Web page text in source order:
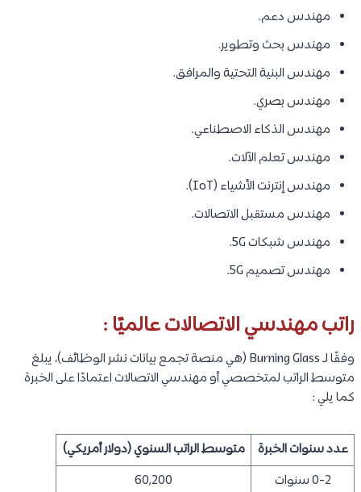
مهندس دعم.
مهندس بحث وتطوير.
مهندس البنية التحتية والمرافق.
مهندس بصري.
مهندس الذكاء الاصطناعي.
مهندس تعلم الآلات.
مهندس إنترنت الأشياء (IoT).
مهندس مستقبل الاتصالات.
مهندس شبكات 5G.
مهندس تصميم 5G.
راتب مهندسي الاتصالات عالميًا :
وفقًا لـ Burning Glass (هي منصة تجمع بيانات نشر الوظائف)، يبلغ
متوسط ​​الراتب لمتخصصي أو مهندسي الاتصالات اعتمادًا على الخبرة
كما يلي :
عدد سنوات الخبرة
متوسط ​​الراتب السنوي (دولار أمريكي)
0-2 سنوات
60,200